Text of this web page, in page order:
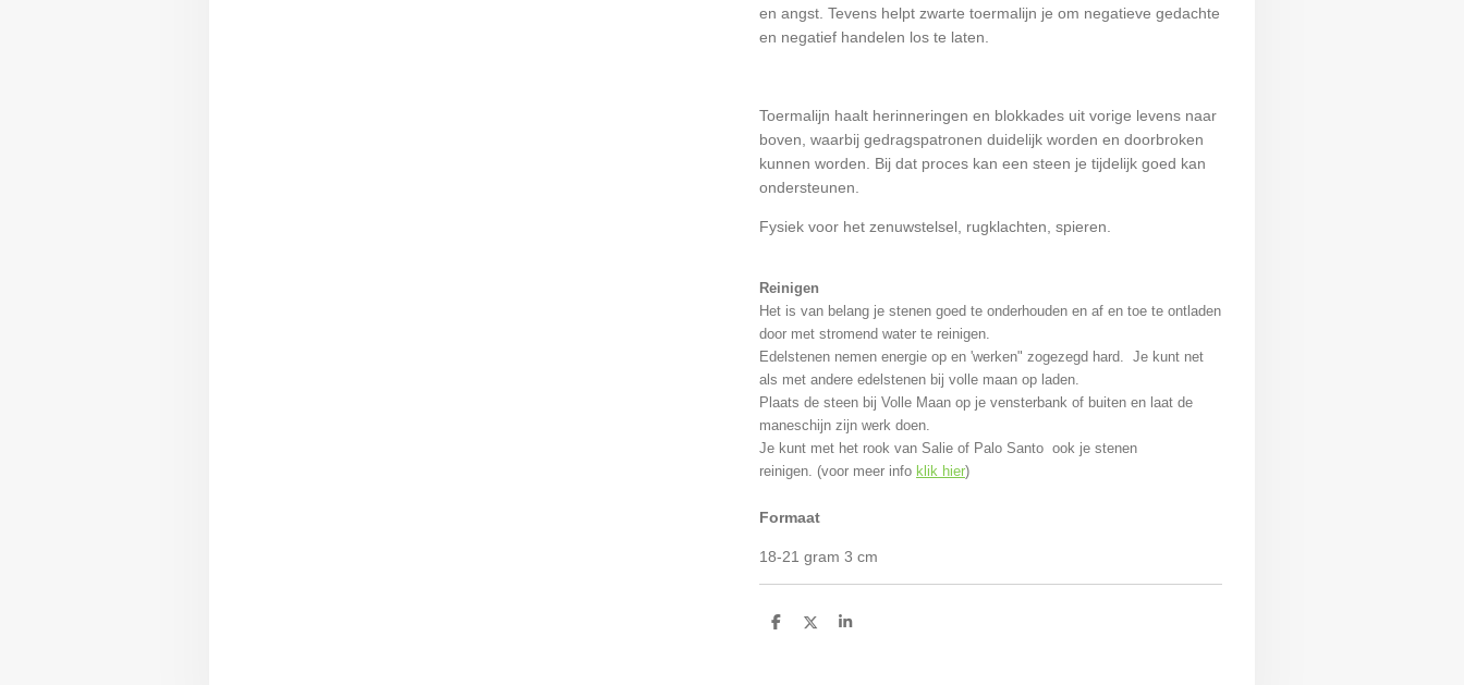
en angst. Tevens helpt zwarte toermalijn je om negatieve gedachte
en negatief handelen los te laten.
Toermalijn haalt herinneringen en blokkades uit vorige levens naar
boven, waarbij gedragspatronen duidelijk worden en doorbroken
kunnen worden. Bij dat proces kan een steen je tijdelijk goed kan
ondersteunen.
Fysiek voor het zenuwstelsel, rugklachten, spieren.
Reinigen
Het is van belang je stenen goed te onderhouden en af en toe te ontladen
door met stromend water te reinigen.
Edelstenen nemen energie op en 'werken" zogezegd hard. Je kunt net
als met andere edelstenen bij volle maan op laden.
Plaats de steen bij Volle Maan op je vensterbank of buiten en laat de
maneschijn zijn werk doen.
Je kunt met het rook van Salie of Palo Santo ook je stenen
reinigen. (voor meer info klik hier)
Formaat
18-21 gram 3 cm
D
D
S